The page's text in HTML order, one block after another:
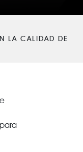
LA CALIDAD DE